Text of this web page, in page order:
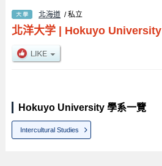
北海道 / 私立
北洋大学| Hokuyo University
Hokuyo University 學系一覽
Intercultural Studies